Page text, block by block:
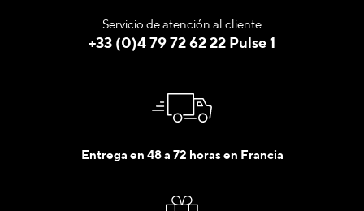
Servicio de atención al cliente
+33 (0)4 79 72 62 22 Pulse 1
Entrega en 48 a 72 horas en Francia